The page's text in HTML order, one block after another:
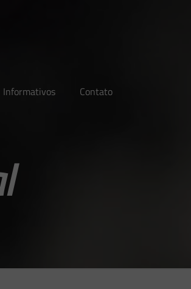
Informativos Contato